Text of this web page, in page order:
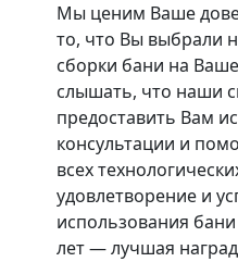
Мы ценим Ваше
то, что Вы выбрали
сборки бани на
слышать, что наши
предоставить Вам
консультации и
всех
удовлетворение и
использования
лет — лучшая